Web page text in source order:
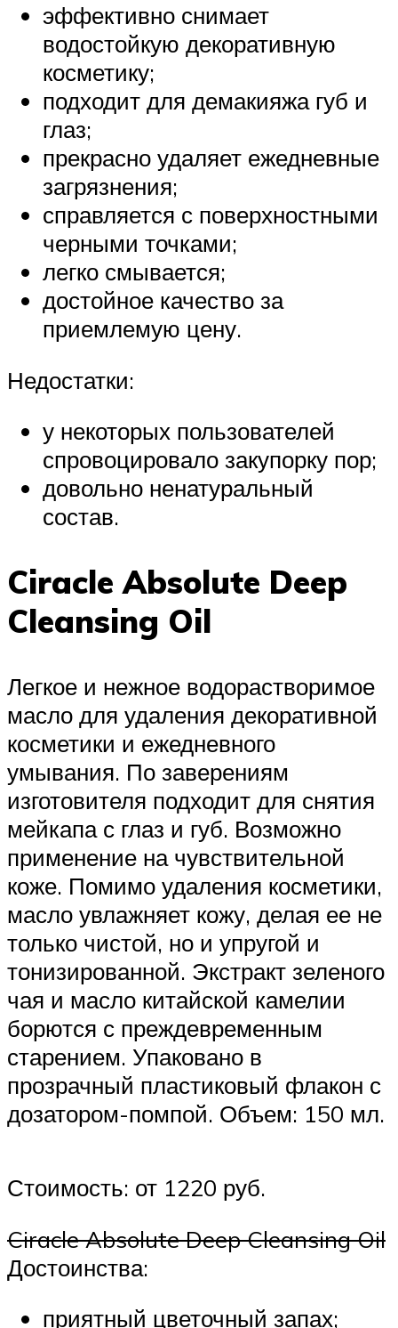
эффективно снимает
водостойкую декоративную
косметику;
подходит для демакияжа губ и
глаз;
прекрасно удаляет ежедневные
загрязнения;
справляется с поверхностными
черными точками;
легко смывается;
достойное качество за
приемлемую цену.
Недостатки:
у некоторых пользователей
спровоцировало закупорку пор;
довольно ненатуральный
состав.
Ciracle Absolute Deep
Cleansing Oil
Легкое и нежное водорастворимое
масло для удаления декоративной
косметики и ежедневного
умывания. По заверениям
изготовителя подходит для снятия
мейкапа с глаз и губ. Возможно
применение на чувствительной
коже. Помимо удаления косметики,
масло увлажняет кожу, делая ее не
только чистой, но и упругой и
тонизированной. Экстракт зеленого
чая и масло китайской камелии
борются с преждевременным
старением. Упаковано в
прозрачный пластиковый флакон с
дозатором-помпой. Объем: 150 мл.
Стоимость: от 1220 руб.
Ciracle Absolute Deep Cleansing Oil
Достоинства:
приятный цветочный запах;